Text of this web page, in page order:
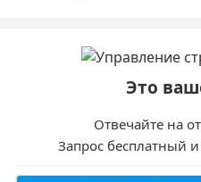
Это
Отвечайте на
Запрос бесплатный